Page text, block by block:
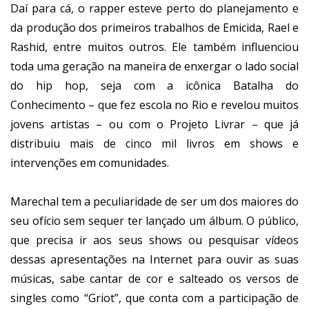
Daí para cá, o rapper esteve perto do planejamento e
da produção dos primeiros trabalhos de Emicida, Rael e
Rashid, entre muitos outros. Ele também influenciou
toda uma geração na maneira de enxergar o lado social
do hip hop, seja com a icônica Batalha do
Conhecimento – que fez escola no Rio e revelou muitos
jovens artistas – ou com o Projeto Livrar – que já
distribuiu mais de cinco mil livros em shows e
intervenções em comunidades.
Marechal tem a peculiaridade de ser um dos maiores do
seu ofício sem sequer ter lançado um álbum. O público,
que precisa ir aos seus shows ou pesquisar vídeos
dessas apresentações na Internet para ouvir as suas
músicas, sabe cantar de cor e salteado os versos de
singles como “Griot”, que conta com a participação de